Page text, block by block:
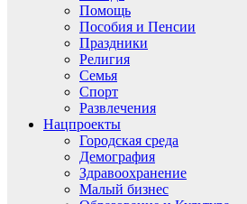
Помощь
Пособия и Пенсии
Праздники
Религия
Семья
Спорт
Развлечения
Нацпроекты
Городская среда
Демография
Здравоохранение
Малый бизнес